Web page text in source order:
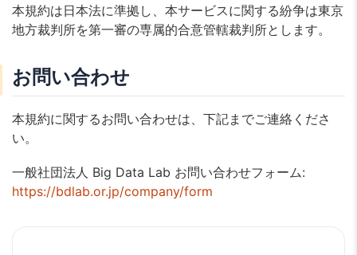
本規約は日本法に準拠し、本サービスに関する紛争は東京
地方裁判所を第一審の専属的合意管轄裁判所とします。
お問い合わせ
本規約に関するお問い合わせは、下記までご連絡くださ
い。
一般社団法人 Big Data Lab お問い合わせフォーム:
https://bdlab.or.jp/company/form